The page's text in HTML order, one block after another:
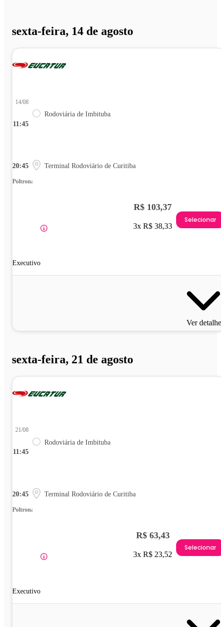
sexta-feira, 14 de agosto
11:45
14/08
Rodoviária de Imbituba
20:45 Terminal Rodoviário de Curitiba
Poltrona
Executivo
R$ 103,37
3x R$ 38,33
Selecionar
Ver
sexta-feira, 21 de agosto
11:45
21/08
Rodoviária de Imbituba
20:45 Terminal Rodoviário de Curitiba
Poltrona
Executivo
R$ 63,43
3x R$ 23,52
Selecionar